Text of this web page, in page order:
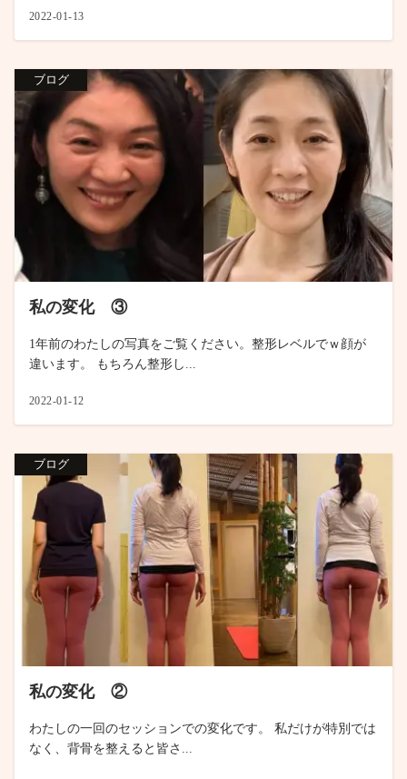
2022-01-13
ブログ
私の変化 ③
1年前のわたしの写真をご覧ください。整形レベルでｗ顔が
違います。 もちろん整形し...
2022-01-12
ブログ
私の変化 ②
わたしの一回のセッションでの変化です。 私だけが特別では
なく、背骨を整えると皆さ...